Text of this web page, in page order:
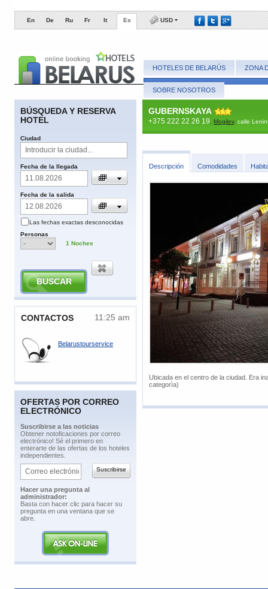
En De Ru Fr It Es USD
HOTELES DE BELARÚS ZONA
SOBRE NOSOTROS
BÚSQUEDA Y RESERVA
HOTEL
​Ciudad
​Fecha de la llegada
Fecha de la salida
Las fechas exactas desconocidas
​Personas
1 ​Noches
​CONTACTOS 11:25 am
Belarustourservice
OFERTAS POR CORREO
ELECTRÓNICO
​Suscribirse a las noticias
​Obtener notoficaciones por correo
electrónico! Sé el primero en
enterarte de las ofertas de los hoteles
independientes.
​Hacer una pregunta al
administrador:
​Basta con hacer clic para hacer su
pregunta en una ventana que se
abre.
GUBERNSKAYA
+375 222 22 26 19 Mogilev, calle
​Descripción ​Comodidades
Ubicada en el centro de la ciudad. Era
categorìa)